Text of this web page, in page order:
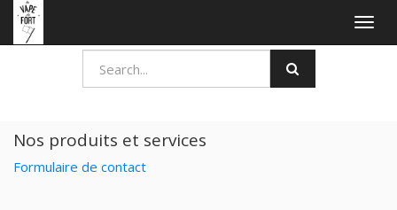
Nos produits et services
Formulaire de contact